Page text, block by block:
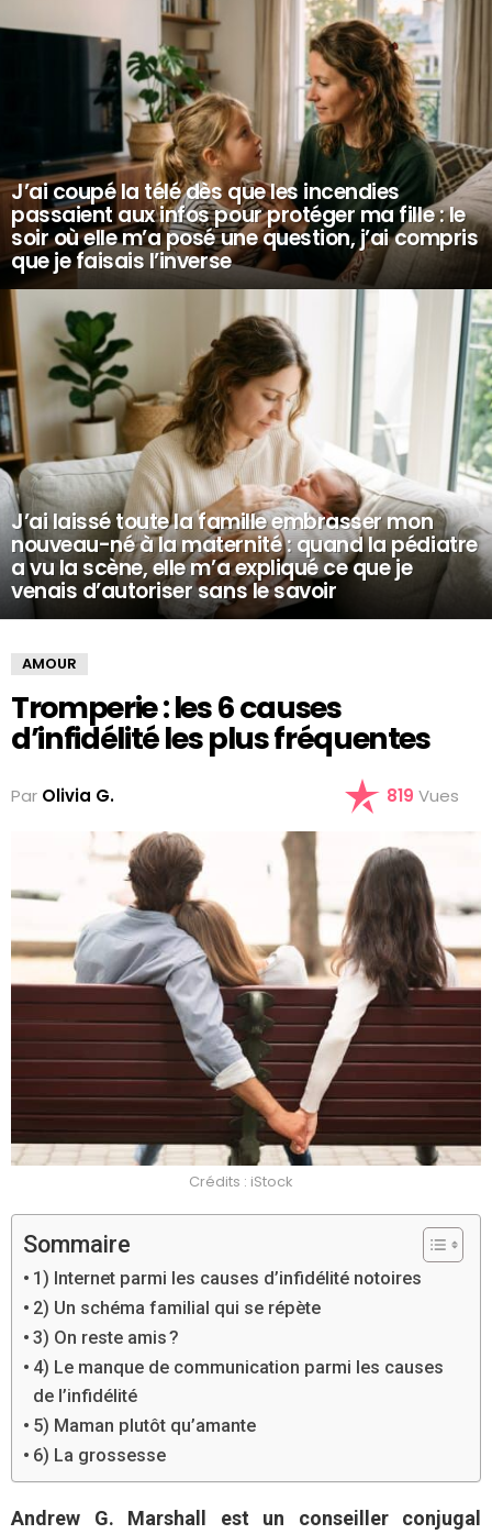
J’ai coupé la télé dès que les incendies
passaient aux infos pour protéger ma fille : le
soir où elle m’a posé une question, j’ai compris
que je faisais l’inverse
J’ai laissé toute la famille embrasser mon
nouveau-né à la maternité : quand la pédiatre
a vu la scène, elle m’a expliqué ce que je
venais d’autoriser sans le savoir
AMOUR
Tromperie : les 6 causes
d’infidélité les plus fréquentes
Par Olivia G. 819 Vues
Crédits : iStock
Sommaire
1) Internet parmi les causes d’infidélité notoires
2) Un schéma familial qui se répète
3) On reste amis ?
4) Le manque de communication parmi les causes
de l’infidélité
5) Maman plutôt qu’amante
6) La grossesse
Andrew G. Marshall est un conseiller conjugal